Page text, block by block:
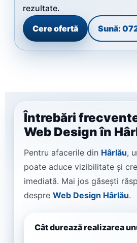
rezultate.
Cere ofertă
Sună:
Întrebări
Web Design în
Pentru afacerile din Hârlău,
poate aduce vizibilitate și
imediată. Mai jos găsești
despre Web Design Hârlău.
Cât durează realizarea